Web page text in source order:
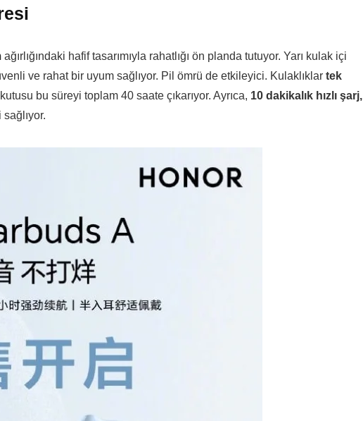
ağırlığındaki hafif tasarımıyla rahatlığı ön planda tutuyor. Yarı kulak içi
ve rahat bir uyum sağlıyor. Pil ömrü de etkileyici. Kulaklıklar tek
bu süreyi toplam 40 saate çıkarıyor. Ayrıca, 10 dakikalık hızlı şarj,